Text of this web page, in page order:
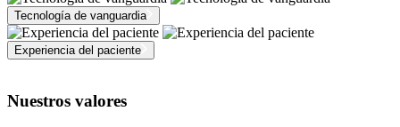
Tecnología de vanguardia
Experiencia del paciente
Nuestros valores